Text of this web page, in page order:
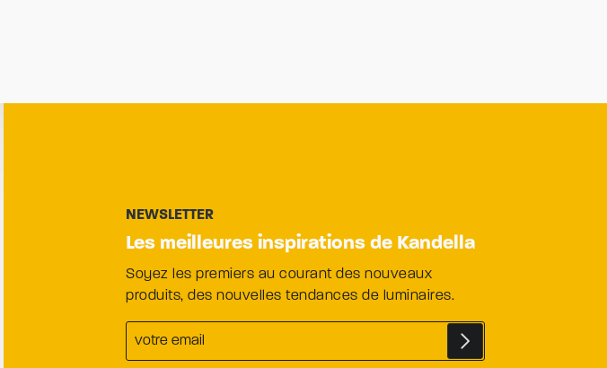
NEWSLETTER
Les meilleures inspirations de Kandella
Soyez les premiers au courant des nouveaux
produits, des nouvelles tendances de luminaires.